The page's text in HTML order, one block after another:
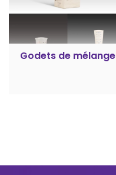
Godets de mélange